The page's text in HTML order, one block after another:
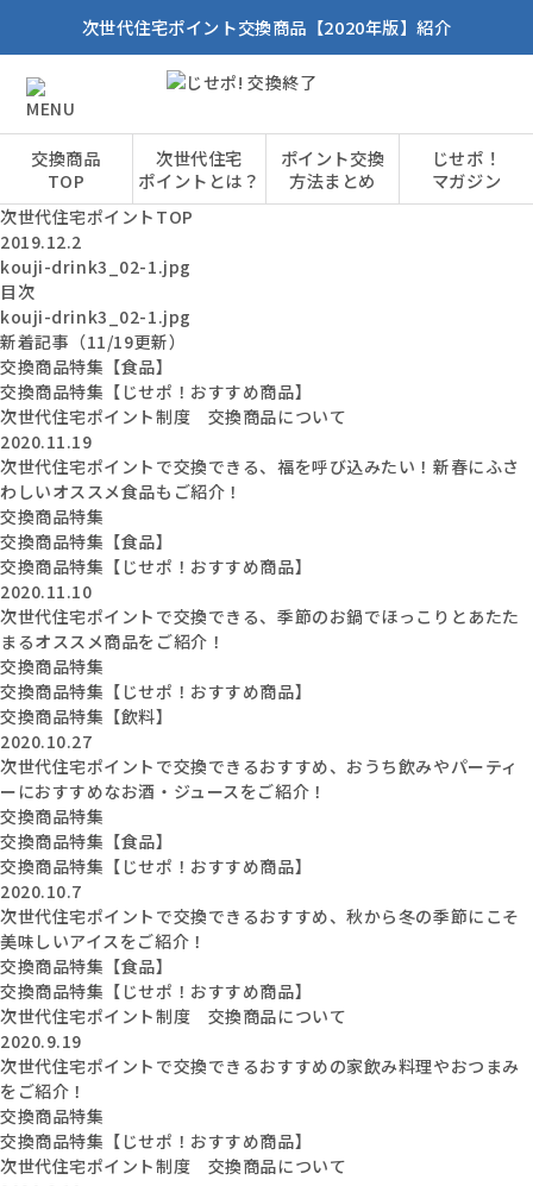
次世代住宅ポイント交換商品【2020年版】紹介
交換商品
TOP
次世代住宅
ポイントとは？
ポイント交換
方法まとめ
じせポ！
マガジン
次世代住宅ポイントTOP
2019.12.2
kouji-drink3_02-1.jpg
目次
kouji-drink3_02-1.jpg
新着記事（11/19更新）
交換商品特集【食品】
交換商品特集【じせポ！おすすめ商品】
次世代住宅ポイント制度 交換商品について
2020.11.19
次世代住宅ポイントで交換できる、福を呼び込みたい！新春にふさ
わしいオススメ食品もご紹介！
交換商品特集
交換商品特集【食品】
交換商品特集【じせポ！おすすめ商品】
2020.11.10
次世代住宅ポイントで交換できる、季節のお鍋でほっこりとあたた
まるオススメ商品をご紹介！
交換商品特集
交換商品特集【じせポ！おすすめ商品】
交換商品特集【飲料】
2020.10.27
次世代住宅ポイントで交換できるおすすめ、おうち飲みやパーティ
ーにおすすめなお酒・ジュースをご紹介！
交換商品特集
交換商品特集【食品】
交換商品特集【じせポ！おすすめ商品】
2020.10.7
次世代住宅ポイントで交換できるおすすめ、秋から冬の季節にこそ
美味しいアイスをご紹介！
交換商品特集【食品】
交換商品特集【じせポ！おすすめ商品】
次世代住宅ポイント制度 交換商品について
2020.9.19
次世代住宅ポイントで交換できるおすすめの家飲み料理やおつまみ
をご紹介！
交換商品特集
交換商品特集【じせポ！おすすめ商品】
次世代住宅ポイント制度 交換商品について